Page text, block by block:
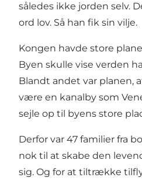
således ikke jorden selv.
ord lov. Så han fik sin vilje.
Kongen havde store
Byen skulle vise verden
Blandt andet var planen,
være en kanalby som
sejle op til byens store
Derfor var 47 familier fra
nok til at skabe den
sig. Og for at tiltrække